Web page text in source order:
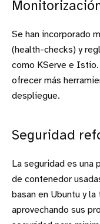
Se han incorporado
(health-checks) y
como KServe e Istio.
ofrecer más
despliegue.
Seguridad
La seguridad es una
de contenedor
basan en Ubuntu y
aprovechando sus